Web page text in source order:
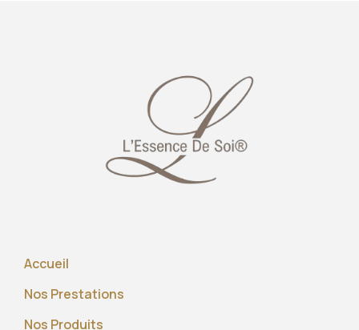
Accueil
Nos Prestations
Nos Produits